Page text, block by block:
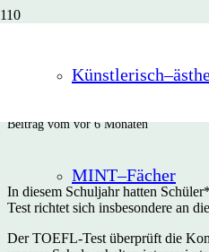
MINT–Fächer
TOEFL-
Beitrag vomvor 6 Monaten
In diesem Schuljahr hatten
Test richtet sich insbesondere an
Der TOEFL-Test überprüft die